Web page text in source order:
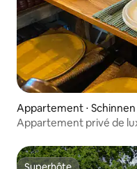
Appartement ⋅ Schinnen
Appartement privé de